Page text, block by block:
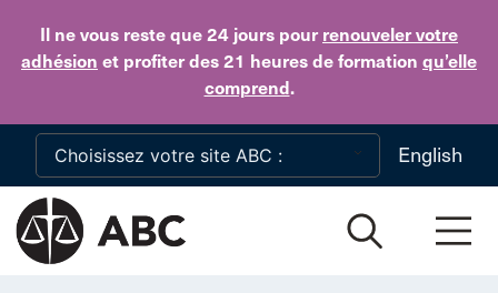
Il ne vous reste que 24 jours pour renouveler votre
adhésion et profiter des 21 heures de formation qu’elle
comprend.
Skip to main content
English